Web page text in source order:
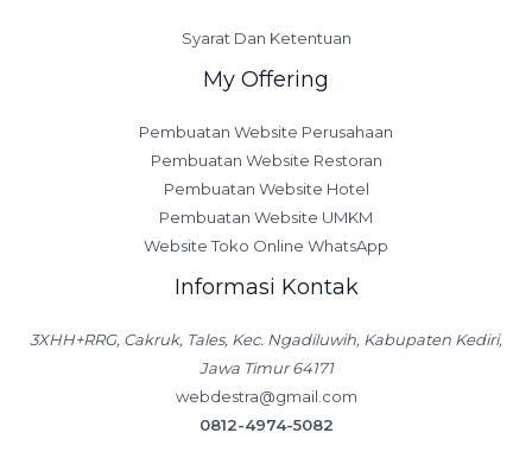
Syarat Dan Ketentuan
My Offering
Pembuatan Website Perusahaan
Pembuatan Website Restoran
Pembuatan Website Hotel
Pembuatan Website UMKM
Website Toko Online WhatsApp
Informasi Kontak
3XHH+RRG, Cakruk, Tales, Kec. Ngadiluwih, Kabupaten Kediri,
Jawa Timur 64171
webdestra@gmail.com
0812-4974-5082